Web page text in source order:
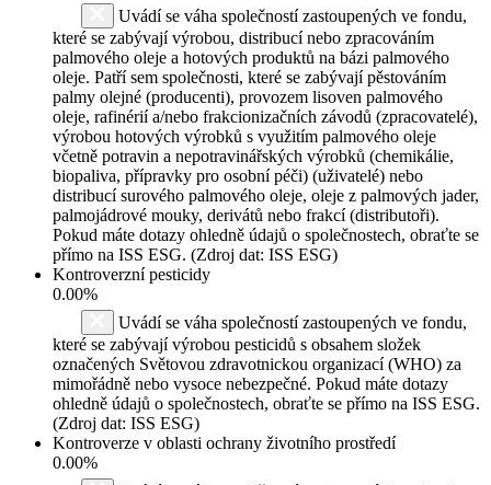
Uvádí se váha společností zastoupených ve fondu,
které se zabývají výrobou, distribucí nebo zpracováním
palmového oleje a hotových produktů na bázi palmového
oleje. Patří sem společnosti, které se zabývají pěstováním
palmy olejné (producenti), provozem lisoven palmového
oleje, rafinérií a/nebo frakcionizačních závodů (zpracovatelé),
výrobou hotových výrobků s využitím palmového oleje
včetně potravin a nepotravinářských výrobků (chemikálie,
biopaliva, přípravky pro osobní péči) (uživatelé) nebo
distribucí surového palmového oleje, oleje z palmových jader,
palmojádrové mouky, derivátů nebo frakcí (distributoři).
Pokud máte dotazy ohledně údajů o společnostech, obraťte se
přímo na ISS ESG. (Zdroj dat: ISS ESG)
Kontroverzní pesticidy
0.00%
Uvádí se váha společností zastoupených ve fondu,
které se zabývají výrobou pesticidů s obsahem složek
označených Světovou zdravotnickou organizací (WHO) za
mimořádně nebo vysoce nebezpečné. Pokud máte dotazy
ohledně údajů o společnostech, obraťte se přímo na ISS ESG.
(Zdroj dat: ISS ESG)
Kontroverze v oblasti ochrany životního prostředí
0.00%